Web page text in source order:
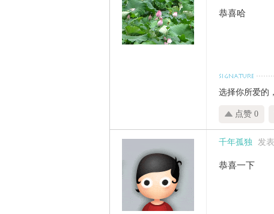
恭喜哈
选择你所爱的
点赞 0
千年孤独 发
恭喜一下